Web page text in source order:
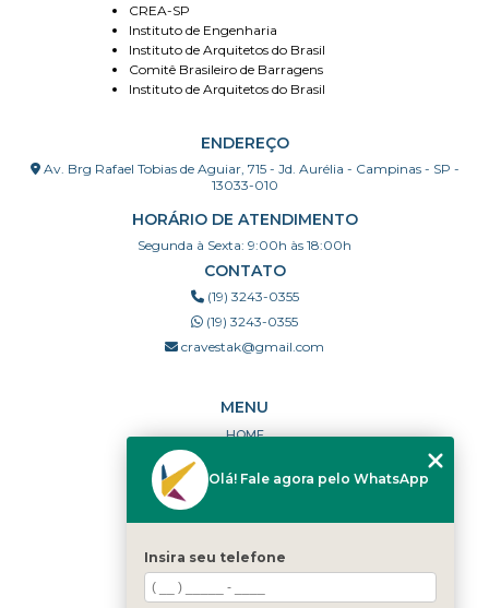
CREA-SP
Instituto de Engenharia
Instituto de Arquitetos do Brasil
Comitê Brasileiro de Barragens
Instituto de Arquitetos do Brasil
ENDEREÇO
Av. Brg Rafael Tobias de Aguiar, 715 - Jd. Aurélia - Campinas - SP -
13033-010
HORÁRIO DE ATENDIMENTO
Segunda à Sexta: 9:00h às 18:00h
CONTATO
(19) 3243-0355
(19) 3243-0355
cravestak@gmail.com
MENU
HOME
PORTFÓLIO
DÚVIDAS FREQUENTES
CATEGORIAS
MAPA DO SITE
Olá! Fale agora pelo WhatsApp
Insira seu telefone